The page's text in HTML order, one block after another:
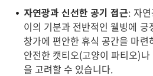
자연광과 신선한 공기 접근: 자
이의 기분과 전반적인 웰빙에
창가에 편안한 휴식 공간을 마
안전한 캣티오(고양이 파티오)
을 고려할 수 있습니다.